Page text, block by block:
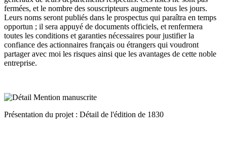
fermées, et le nombre des souscripteurs augmente tous les jours.
Leurs noms seront publiés dans le prospectus qui paraîtra en temps
opportun ; il sera appuyé de documents officiels, et renfermera
toutes les conditions et garanties nécessaires pour justifier la
confiance des actionnaires français ou étrangers qui voudront
partager avec moi les risques ainsi que les avantages de cette noble
entreprise.
Présentation du projet : Détail de l'édition de 1830